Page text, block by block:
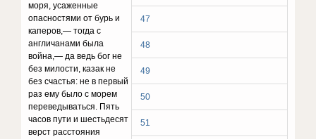
47
48
49
50
51
моря, усаженные
опасностями от бурь и
каперов,— тогда с
англичанами была
война,— да ведь бог не
без милости, казак не
без счастья: не в первый
раз ему было с морем
переведы­ваться. Пять
часов пути и шестьдесят
верст расстояния